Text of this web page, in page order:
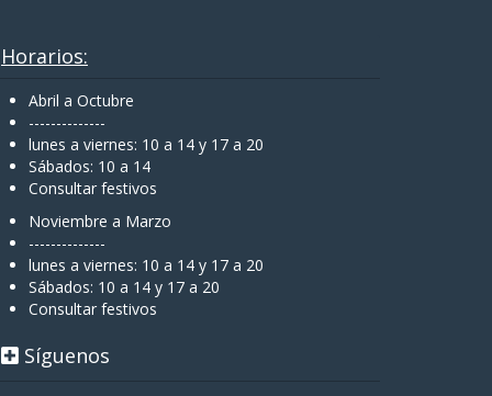
Horarios:
Abril a Octubre
--------------
lunes a viernes: 10 a 14 y 17 a 20
Sábados: 10 a 14
Consultar festivos
Noviembre a Marzo
--------------
lunes a viernes: 10 a 14 y 17 a 20
Sábados: 10 a 14 y 17 a 20
Consultar festivos
Síguenos